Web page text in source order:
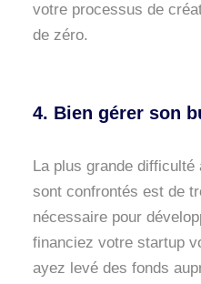
votre processus de
de zéro.
4. Bien gérer son
La plus grande
sont confrontés est de
nécessaire pour
financiez votre startup
ayez levé des fonds